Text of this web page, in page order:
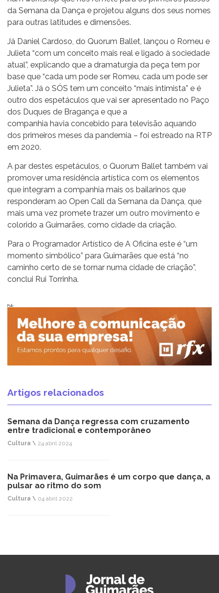
da Semana da Dança e projetou alguns dos seus nomes
para outras latitudes e dimensões.
Já Daniel Cardoso, do Quorum Ballet, lançou o Romeu e
Julieta “com um conceito mais real e ligado à sociedade
atual”, explicando que a dramaturgia da peça tem por
base que “cada um pode ser Romeu, cada um pode ser
Julieta”. Já o SÓS tem um conceito “mais intimista” e é
outro dos espetáculos que vai ser apresentado no Paço
dos Duques de Bragança e que a
companhia havia concebido para televisão aquando
dos primeiros meses da pandemia – foi estreado na RTP
em 2020.
A par destes espetáculos, o Quorum Ballet também vai
promover uma residência artística com os elementos
que integram a companhia mais os bailarinos que
responderam ao Open Call da Semana da Dança, que
mais uma vez promete trazer um outro movimento e
colorido a Guimarães, como cidade da criação.
Para o Programador Artístico de A Oficina este é “um
momento simbólico” para Guimarães que está “no
caminho certo de se tornar numa cidade de criação”,
conclui Rui Torrinha.
Pub
Artigos relacionados
Semana da Dança regressa com cruzamento
entre tradicional e contemporâneo
Cultura \ 24 abril 2024
Na Primavera, Guimarães é um corpo que dança, a
pulsar ao ritmo do som
Cultura \ 04 abril 2022